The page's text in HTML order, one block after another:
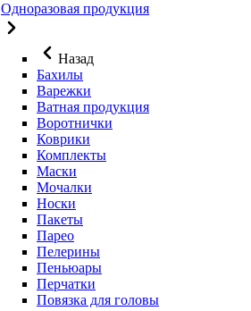
Одноразовая продукция
Назад
Бахилы
Варежки
Ватная продукция
Воротнички
Коврики
Комплекты
Маски
Мочалки
Носки
Пакеты
Парео
Пелерины
Пеньюары
Перчатки
Повязка для головы